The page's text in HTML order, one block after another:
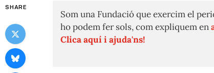
SHARE
Som una Fundació que exercim el
ho podem fer sols, com expliquem en
Clica aquí i ajuda'ns!